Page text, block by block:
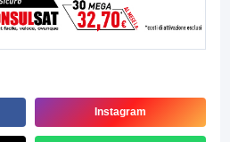
Instagram